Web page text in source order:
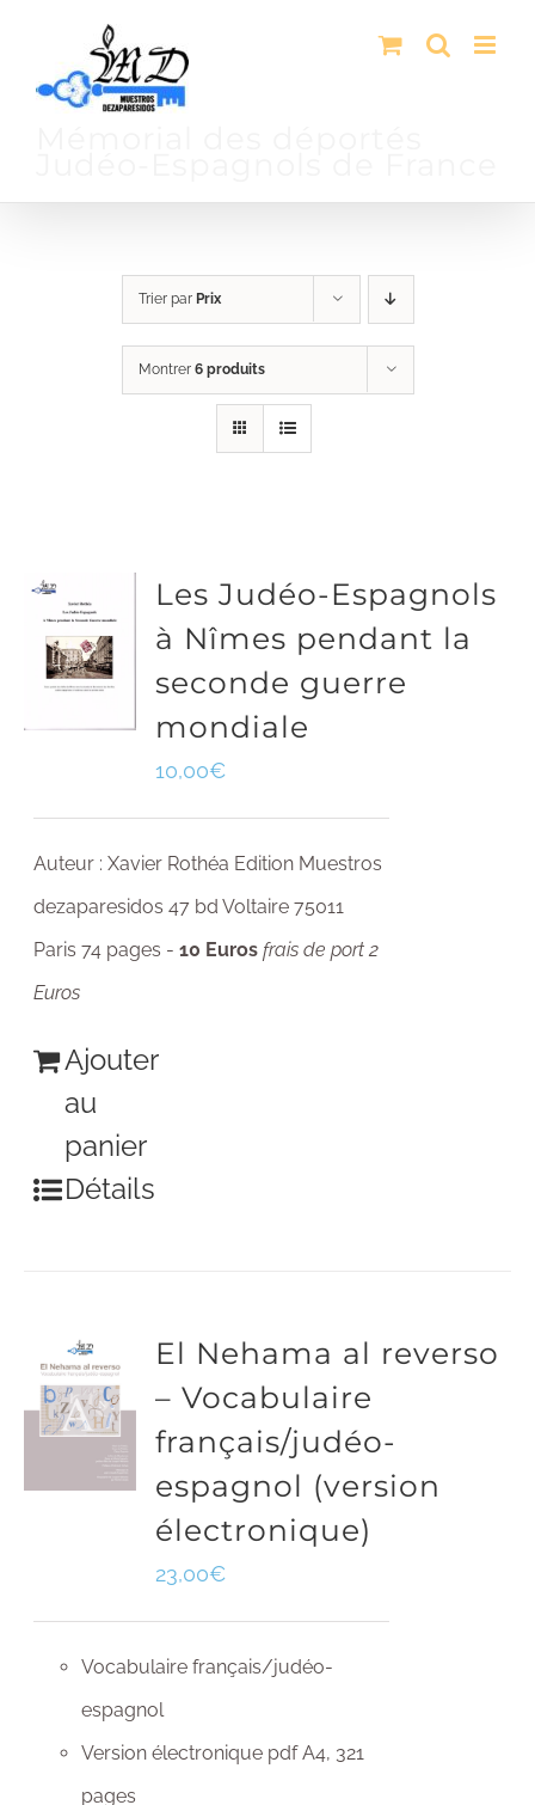
contenu
Trier par Prix
Montrer 6 produits
Les Judéo-Espagnols
à Nîmes pendant la
seconde guerre
mondiale
10,00€
Auteur : Xavier Rothéa Edition Muestros
dezaparesidos 47 bd Voltaire 75011
Paris 74 pages -10 Euros frais de port 2
Euros
Ajouter
au
panier
Détails
El Nehama al reverso
– Vocabulaire
français/judéo-
espagnol (version
électronique)
23,00€
Vocabulaire français/judéo-
espagnol
Version électronique pdf A4, 321
pages